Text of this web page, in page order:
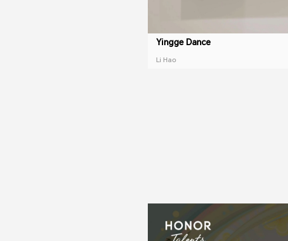
Yingge Dance
Li Hao